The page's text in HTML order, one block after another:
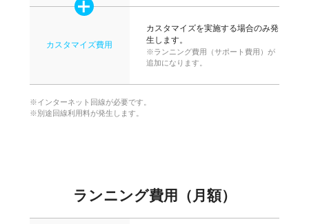
カスタマイズ費用
カスタマイズを実施する場合のみ発
生します。
※ランニング費用（サポート費用）が
追加になります。
※インターネット回線が必要です。
※別途回線利用料が発生します。
ランニング費用（月額）